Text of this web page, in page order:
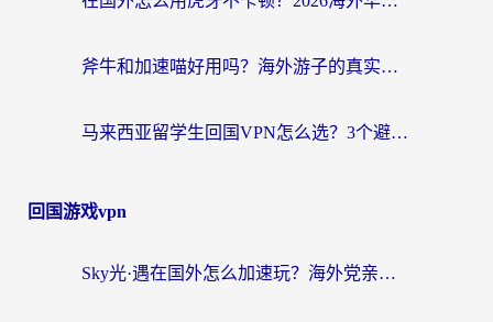
斧牛和加速喵好用吗？海外游子的真实选择困境
马来西亚留学生回国VPN怎么选？3个避坑点+1款实测好用的加速器推荐
回国游戏vpn
Sky光·遇在国外怎么加速玩？海外党亲测有效的国服游戏加速指南